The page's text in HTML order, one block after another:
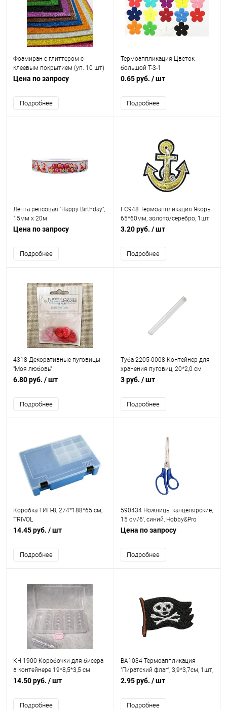
Фоамиран с глиттером с
клеевым покрытием (уп. 10 шт)
толщ. 2 мм 20*30 см ассорти
Цена по запросу
Подробнее
Термоаппликация Цветок
большой Т-3-1
0.65 руб. / шт
Подробнее
Лента репсовая "Happy Birthday",
15мм х 20м
Цена по запросу
Подробнее
ГС948 Термоаппликация Якорь
65*60мм, золото/серебро, 1шт
3.20 руб. / шт
Подробнее
4318 Декоративные пуговицы
"Моя любовь"
6.80 руб. / шт
Подробнее
Туба 2205-0008 Контейнер для
хранения пуговиц, 20*2,0 см
3 руб. / шт
Подробнее
Коробка ТИП-8, 274*188*65 см,
TRIVOL
14.45 руб. / шт
Подробнее
590434 Ножницы канцелярские,
15 см/6', синий, Hobby&Pro
Цена по запросу
Подробнее
КЧ 1900 Коробочки для бисера
в контейнере 19*8,5*3,5 см
14.50 руб. / шт
Подробнее
BA1034 Термоаппликация
"Пиратский флаг", 3,9*3,7см, 1шт,
Hobby&Pro
2.95 руб. / шт
Подробнее